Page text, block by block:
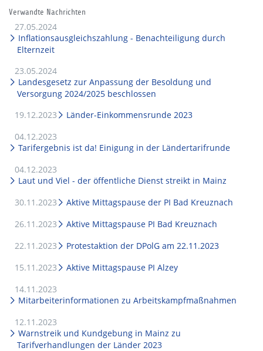
Verwandte Nachrichten
27.05.2024
Inflationsausgleichszahlung - Benachteiligung durch
Elternzeit
23.05.2024
Landesgesetz zur Anpassung der Besoldung und
Versorgung 2024/2025 beschlossen
19.12.2023
Länder-Einkommensrunde 2023
04.12.2023
Tarifergebnis ist da! Einigung in der Ländertarifrunde
04.12.2023
Laut und Viel - der öffentliche Dienst streikt in Mainz
30.11.2023
Aktive Mittagspause der PI Bad Kreuznach
26.11.2023
Aktive Mittagspause PI Bad Kreuznach
22.11.2023
Protestaktion der DPolG am 22.11.2023
15.11.2023
Aktive Mittagspause PI Alzey
14.11.2023
Mitarbeiterinformationen zu Arbeitskampfmaßnahmen
12.11.2023
Warnstreik und Kundgebung in Mainz zu
Tarifverhandlungen der Länder 2023